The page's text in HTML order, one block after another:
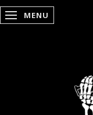
SKIFTE NAVIGATION
MENU